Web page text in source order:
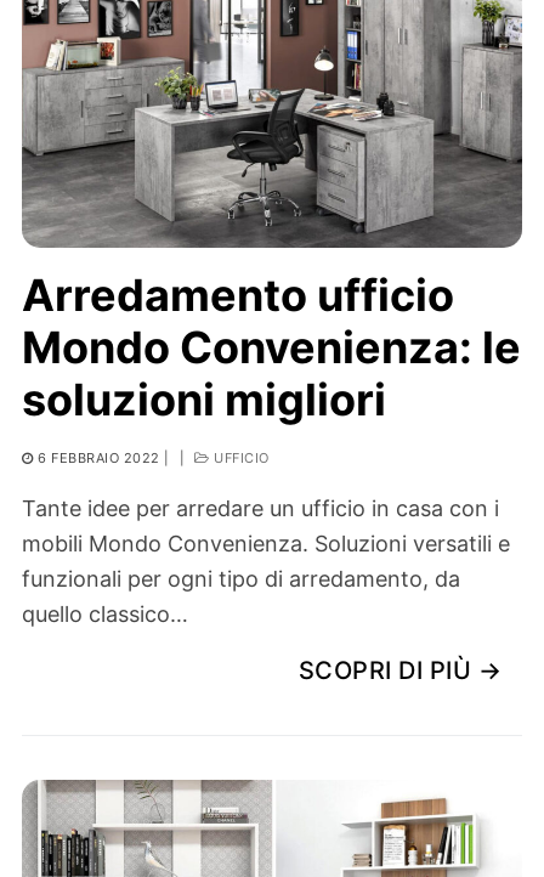
Arredamento ufficio
Mondo Convenienza: le
soluzioni migliori
6 FEBBRAIO 2022 UFFICIO
Tante idee per arredare un ufficio in casa con i
mobili Mondo Convenienza. Soluzioni versatili e
funzionali per ogni tipo di arredamento, da
quello classico…
SCOPRI DI PIÙ →